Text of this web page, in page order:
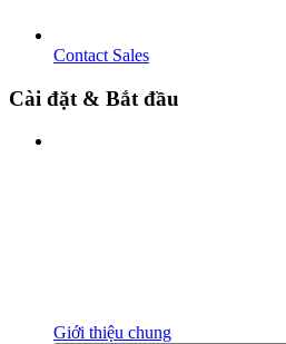
Contact Sales
Cài đặt & Bắt đầu
Giới thiệu chung